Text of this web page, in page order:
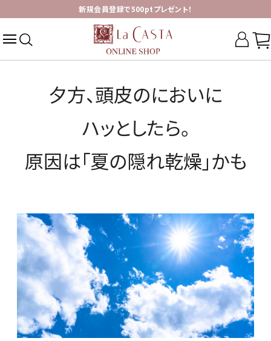
新規会員登録で500ptプレゼント！
夕方、頭皮のにおいに
ハッとしたら。
原因は「夏の隠れ乾燥」かも